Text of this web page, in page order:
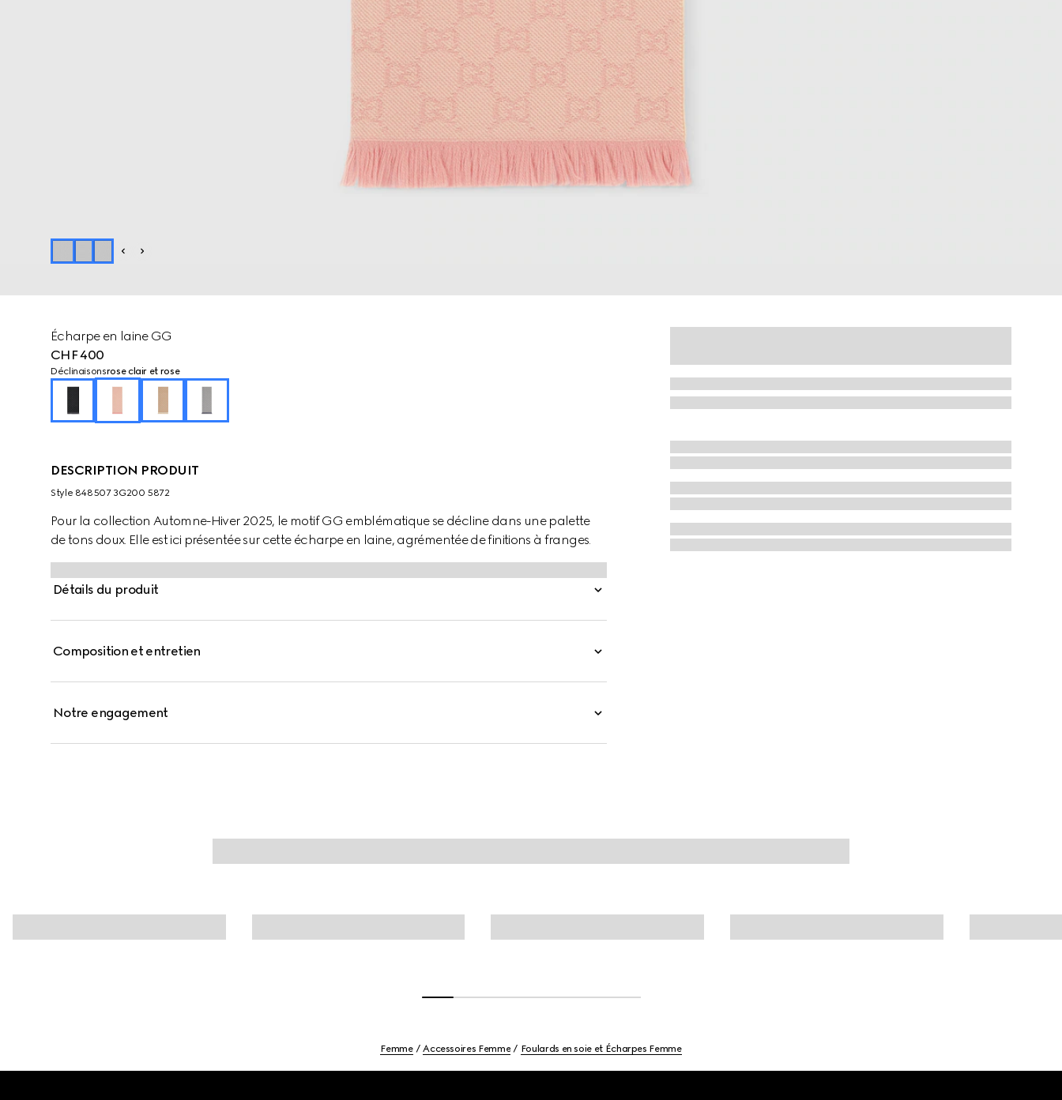
Écharpe en laine GG
CHF 400
Déclinaisonsrose clair et rose
DESCRIPTION PRODUIT
Style ‎848507 3G200 5872
Pour la collection Automne-Hiver 2025, le motif GG emblématique se décline dans une palette
de tons doux. Elle est ici présentée sur cette écharpe en laine, agrémentée de finitions à franges.
Détails du produit
Composition et entretien
Notre engagement
Femme Accessoires Femme Foulards en soie et Écharpes Femme